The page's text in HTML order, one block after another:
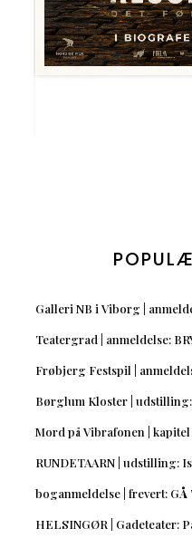
Galleri NB i Viborg |
Teatergrad | anmeldelse:
Frøbjerg Festspil |
Børglum Kloster |
Mord på Vibrafonen |
RUNDETAARN | udstilling:
boganmeldelse | frevert: GÅ
HELSINGØR | Gadeteater: